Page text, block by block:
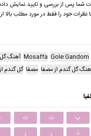
شما پس از بررسی و تایید نمایش
نظرات خود را فقط در مورد مطلب بالا
Gole Gandom
Mosaffa آهنگ گل
گل گندم از مصفا مصفا گل گندم
پ ت ث
ذ ر ز